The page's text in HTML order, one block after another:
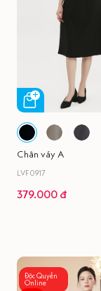
Chân váy A
LVF0917
379.000 đ
Độc Quyền
Online